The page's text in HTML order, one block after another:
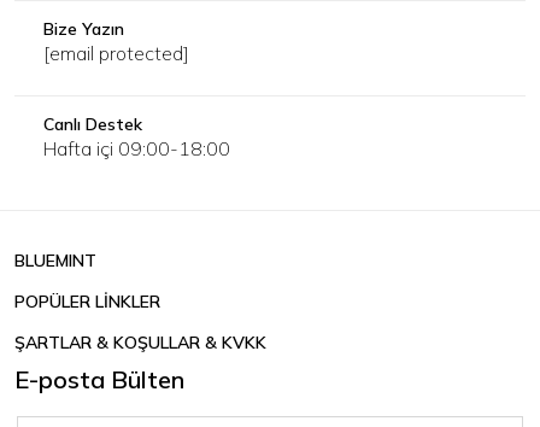
Bize Yazın
[email protected]
Canlı Destek
Hafta içi 09:00-18:00
BLUEMINT
POPÜLER LİNKLER
ŞARTLAR & KOŞULLAR & KVKK
E-posta Bülten